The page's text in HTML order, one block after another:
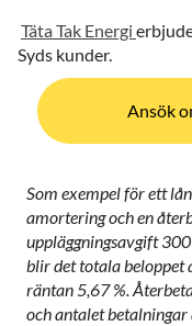
Täta Tak Energi
Syds kunder.
Ansök
Som exempel för ett
amortering och en
uppläggningsavgift
blir det totala beloppet
räntan 5,67 %.
och antalet